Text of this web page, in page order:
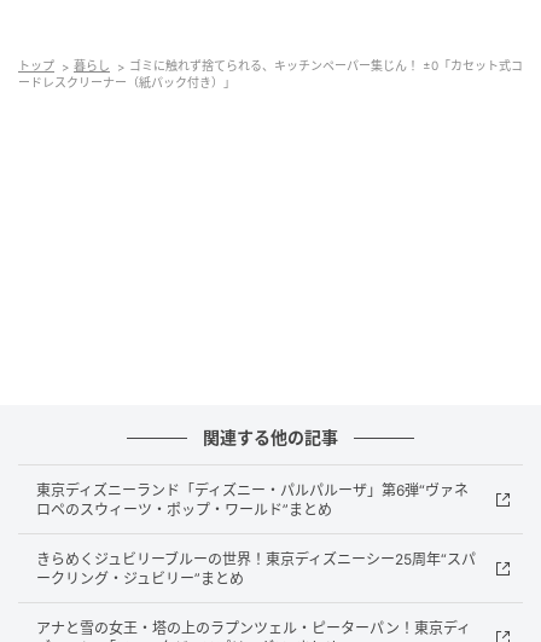
発売日：2026年5月15日より順次発売
機能するコードレスクリーナーです。
掃除後はホコリやゴミを受け止めたキッチンペーパー
をそのまま捨てられるため、ゴミに直接触れにくく、
ホコリが舞いにくい設計となっています。
さらに専用紙パックにも対応した2WAY仕様で、シーン
トップ 暮らし
ゴミに触れず捨てられる、キッチンペーパー集じん！ ±0「カセット式コ
ードレスクリーナー（紙パック付き）」
関連する他の記事
東京ディズニーランド「ディズニー・パルパルーザ」第6弾“ヴァネ
ロペのスウィーツ・ポップ・ワールド”まとめ
きらめくジュビリーブルーの世界！東京ディズニーシー25周年“スパ
ークリング・ジュビリー”まとめ
アナと雪の女王・塔の上のラプンツェル・ピーターパン！東京ディ